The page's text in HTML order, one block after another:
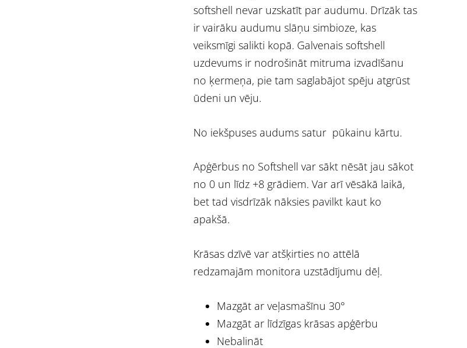
softshell nevar uzskatīt par audumu. Drīzāk tas
ir vairāku audumu slāņu simbioze, kas
veiksmīgi salikti kopā. Galvenais softshell
uzdevums ir nodrošināt mitruma izvadīšanu
no ķermeņa, pie tam saglabājot spēju atgrūst
ūdeni un vēju.
No iekšpuses audums satur pūkainu kārtu.
Apģērbus no Softshell var sākt nēsāt jau sākot
no 0 un līdz +8 grādiem. Var arī vēsākā laikā,
bet tad visdrīzāk nāksies pavilkt kaut ko
apakšā.
Krāsas dzīvē var atšķirties no attēlā
redzamajām monitora uzstādījumu dēļ.
Mazgāt ar veļasmašīnu 30°
Mazgāt ar līdzīgas krāsas apģērbu
Nebalināt